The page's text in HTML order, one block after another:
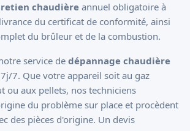
chaudière annuel obligatoire à
du certificat de conformité, ainsi
du brûleur et de la combustion.
service de dépannage chaudière
7. Que votre appareil soit au gaz
ou aux pellets, nos techniciens
du problème sur place et procèdent
des pièces d'origine. Un devis